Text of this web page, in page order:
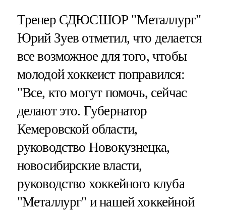
Тренер СДЮСШОР "Металлург"
Юрий Зуев отметил, что делается
все возможное для того, чтобы
молодой хоккеист поправился:
"Все, кто могут помочь, сейчас
делают это. Губернатор
Кемеровской области,
руководство Новокузнецка,
новосибирские власти,
руководство хоккейного клуба
"Металлург" и нашей хоккейной